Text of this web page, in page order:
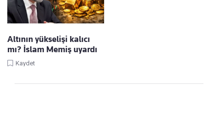
Altının yükselişi kalıcı
mı? İslam Memiş uyardı
Kaydet